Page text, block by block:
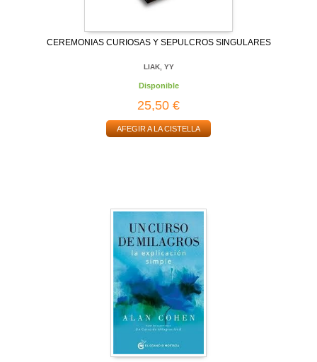
CEREMONIAS CURIOSAS Y SEPULCROS SINGULARES
LIAK, YY
Disponible
25,50 €
AFEGIR A LA CISTELLA